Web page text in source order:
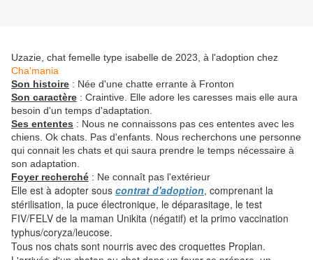
Uzazie, chat femelle type isabelle de 2023, à l'adoption chez
Cha'mania
Son histoire : Née d'une chatte errante à Fronton
Son caractère : Craintive. Elle adore les caresses mais elle aura
besoin d'un temps d'adaptation.
Ses ententes : Nous ne connaissons pas ces ententes avec les
chiens. Ok chats. Pas d'enfants. Nous recherchons une personne
qui connait les chats et qui saura prendre le temps nécessaire à
son adaptation.
Foyer recherché : Ne connaît pas l'extérieur
Elle est à adopter sous contrat d'adoption, comprenant la
stérilisation, la puce électronique, le déparasitage, le test
FIV/FELV de la maman Unikita (négatif) et la primo vaccination
typhus/coryza/leucose.
Tous nos chats sont nourris avec des croquettes Proplan.